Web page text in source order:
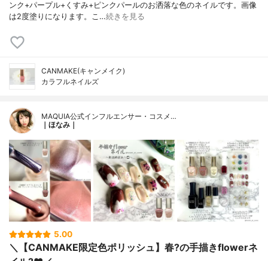
ンク+パープル+くすみ+ピンクパールのお洒落な色のネイルです。画像
は2度塗りになります。こ…続きを見る
CANMAKE(キャンメイク)
カラフルネイルズ
MAQUIA公式インフルエンサー・コスメ…
｜ほなみ｜
5.00
＼【CANMAKE限定色ポリッシュ】春?の手描きflowerネ